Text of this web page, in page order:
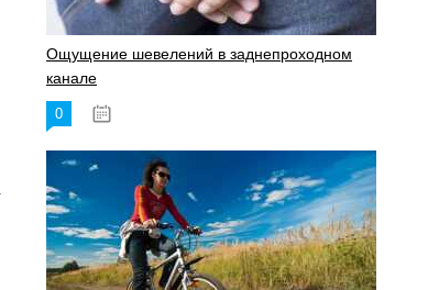
Ощущение шевелений в заднепроходном
канале
0